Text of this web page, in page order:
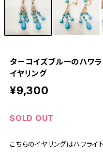
ターコイズブルーのハワ
イヤリング
¥9,300
SOLD OUT
こちらのイヤリングはハワラ